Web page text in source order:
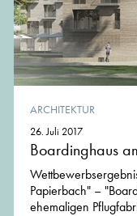
ARCHITEKTUR
26. Juli 2017
Boardinghaus
Papierbach" –
ehemaligen